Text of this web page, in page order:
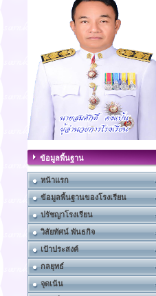
ข้อมูลพื้นฐาน
หน้าแรก
ข้อมูลพื้นฐานของโรงเรียน
ปรัชญาโรงเรียน
วิสัยทัศน์ พันธกิจ
เป้าประสงค์
กลยุทธ์
จุดเน้น